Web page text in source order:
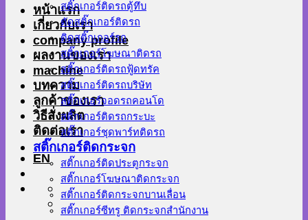
หน้าแรก
เกี่ยวกับเรา
company profile
ผลงานของเรา
machine
บทความ
ลูกค้าของเรา
วิธีสั่งผลิต
ติดต่อเรา
EN
สติ๊กเกอร์ติดรถตู้ทึบ
ตัดสติ๊กเกอร์ติดรถ
ติดสติ๊กเกอร์รถ
สติ๊กเกอร์โฆษณาติดรถ
สติ๊กเกอร์ติดรถฟู้ดทรัค
สติ๊กเกอร์ติดรถบริษัท
สติ๊กเกอร์จอดรถคอนโด
สติ๊กเกอร์ติดรถกระบะ
สติ๊กเกอร์ชุดพาร์ทติดรถ
สติ๊กเกอร์ติดกระจก
สติ๊กเกอร์ติดประตูกระจก
สติ๊กเกอร์โฆษณาติดกระจก
สติ๊กเกอร์ติดกระจกบานเลื่อน
สติ๊กเกอร์ซีทรู ติดกระจกสำนักงาน